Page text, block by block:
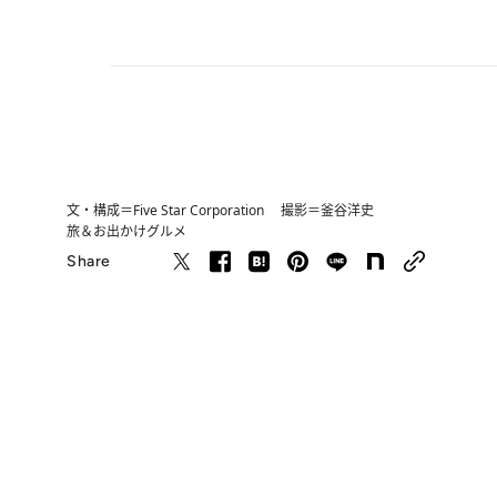
文・構成＝Five Star Corporation 撮影＝釜谷洋史
旅＆お出かけグルメ
Share